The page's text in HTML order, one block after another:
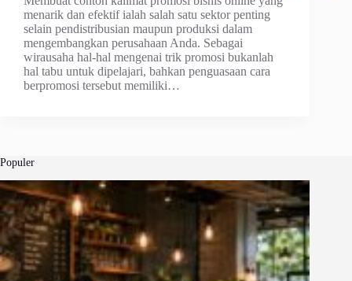
menarik dan efektif ialah salah satu sektor penting
selain pendistribusian maupun produksi dalam
mengembangkan perusahaan Anda. Sebagai
wirausaha hal-hal mengenai trik promosi bukanlah
hal tabu untuk dipelajari, bahkan penguasaan cara
berpromosi tersebut memiliki…
Populer